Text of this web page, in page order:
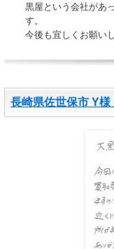
黒屋という会社があ
す。
今後も宜しくお願い
長崎県佐世保市 Y